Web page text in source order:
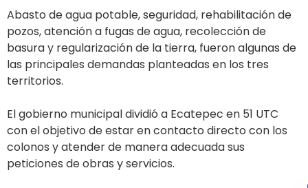
Abasto de agua potable, seguridad, rehabilitación de
pozos, atención a fugas de agua, recolección de
basura y regularización de la tierra, fueron algunas de
las principales demandas planteadas en los tres
territorios.
El gobierno municipal dividió a Ecatepec en 51 UTC
con el objetivo de estar en contacto directo con los
colonos y atender de manera adecuada sus
peticiones de obras y servicios.